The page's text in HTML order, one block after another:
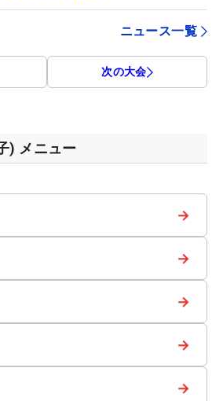
ニュース一覧
次の大会
) メニュー
→
→
→
→
→